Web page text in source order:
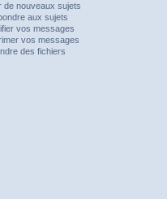
de nouveaux sujets
aux sujets
vos messages
vos messages
des fichiers